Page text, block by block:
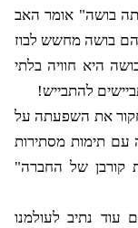
בושה" אומר האב
בושה מחשש לבוז
היא חוויה בלתי
להתבייש!
את השפעתה על
עם תימות מסתירות
קורבן של החברה"
עוד נתיב לעולמנו